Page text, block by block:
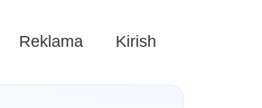
Reklama Kirish